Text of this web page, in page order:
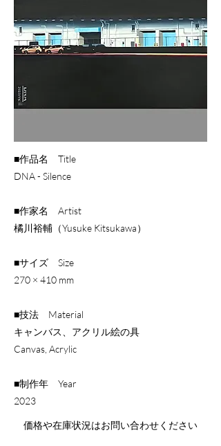
■作品名 Title
DNA - Silence
■作家名 Artist
橘川裕輔（Yusuke Kitsukawa）
■サイズ Size
270 × 410 mm
■技法 Material
キャンバス、アクリル絵の具
Canvas, Acrylic
■制作年 Year
​2023
​価格や在庫状況はお問い合わせください